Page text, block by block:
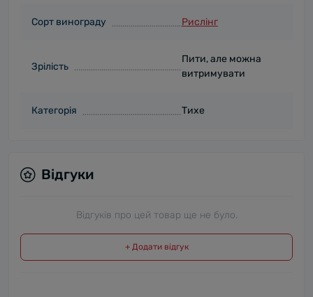
Сорт винограду Рислінг
Зрілість
Пити, але можна
витримувати
Категорія Тихе
Відгуки
Відгуків про цей товар ще не було.
+ Додати відгук